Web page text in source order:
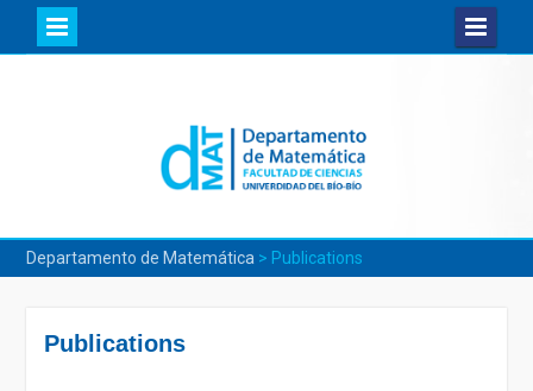
Departamento de Matemática > Publications
Publications